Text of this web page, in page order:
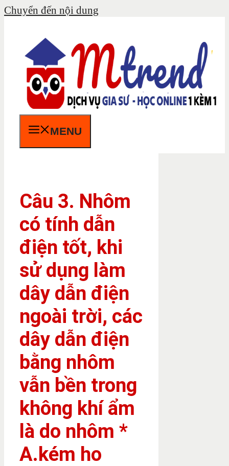
Chuyển đến nội dung
MENU
Câu 3. Nhôm
có tính dẫn
điện tốt, khi
sử dụng làm
dây dẫn điện
ngoài trời, các
dây dẫn điện
bằng nhôm
vẫn bền trong
không khí ẩm
là do nhôm *
A.kém ho